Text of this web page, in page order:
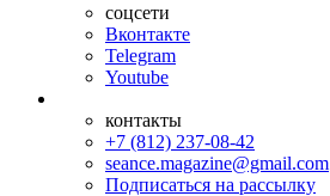
соцсети
Вконтакте
Telegram
Youtube
контакты
+7 (812) 237-08-42
seance.magazine@gmail.com
Подписаться на рассылку